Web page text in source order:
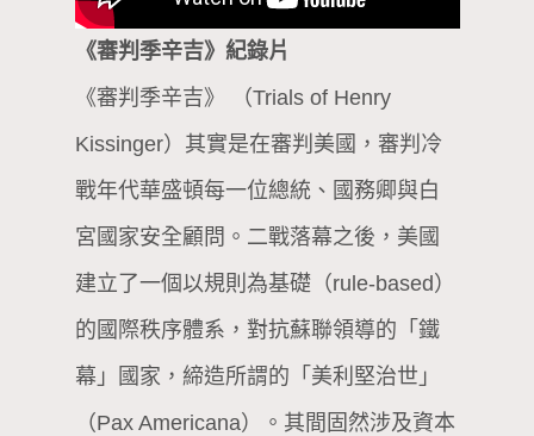
《審判季辛吉》紀錄片
《審判季辛吉》 （Trials of Henry
Kissinger）其實是在審判美國，審判冷
戰年代華盛頓每一位總統、國務卿與白
宮國家安全顧問。二戰落幕之後，美國
建立了一個以規則為基礎（rule-based）
的國際秩序體系，對抗蘇聯領導的「鐵
幕」國家，締造所謂的「美利堅治世」
（Pax Americana）。其間固然涉及資本